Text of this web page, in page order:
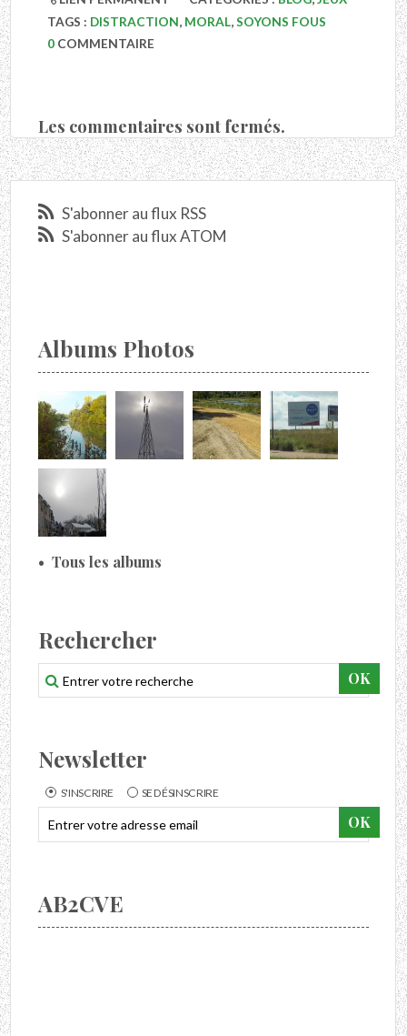
S'abonner au flux RSS
S'abonner au flux ATOM
Albums Photos
Tous les albums
Rechercher
Newsletter
S'INSCRIRE SE DÉSINSCRIRE
AB2CVE
TAGS : DISTRACTION, MORAL,SOYONS FOUS
0 COMMENTAIRE
Les commentaires sont fermés.